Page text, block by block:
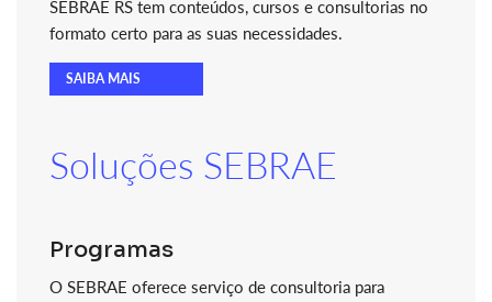
SEBRAE RS tem conteúdos, cursos e consultorias no
formato certo para as suas necessidades.
SAIBA MAIS
Soluções SEBRAE
Programas
O SEBRAE oferece serviço de consultoria para